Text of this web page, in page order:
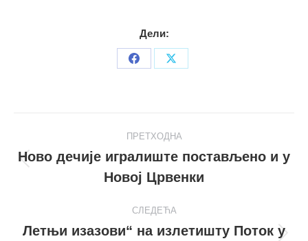
Дели:
Share
Share
navigation
ПРЕТХОДНА
пост
Ново дечије игралиште постављено и у
Новој Црвенки
СЛЕДЕЋА
Летњи изазови“ на излетишту Поток у